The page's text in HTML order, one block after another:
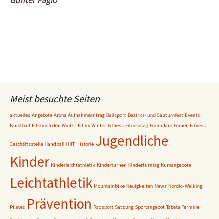
Meist besuchte Seiten
aktuelles Angebote Aroha Aufnahmeantrag Ballsport Bezirks- und Gauturnfest Events
Faustball Fit durch den Winter Fit im Winter Fitness Fitnesstag Formulare Frauen Fitness
Geschäftsstelle Handball HIIT Historie Jugendliche
Kinder Kinderleichtathletik Kinderturnen Kinderturntag Kursangebote
Leichtathletik Mountainbike Neuigkeiten News Nordic- Walking
Pilates Prävention Radsport Satzung Sportangebot Tabata Termine